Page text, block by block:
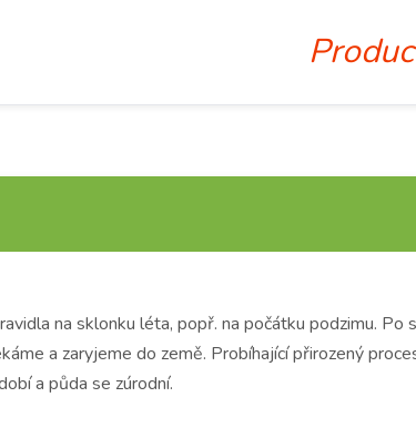
na sklonku léta, popř. na počátku podzimu.
a zaryjeme do země. Probíhající přirozený
a půda se zúrodní.